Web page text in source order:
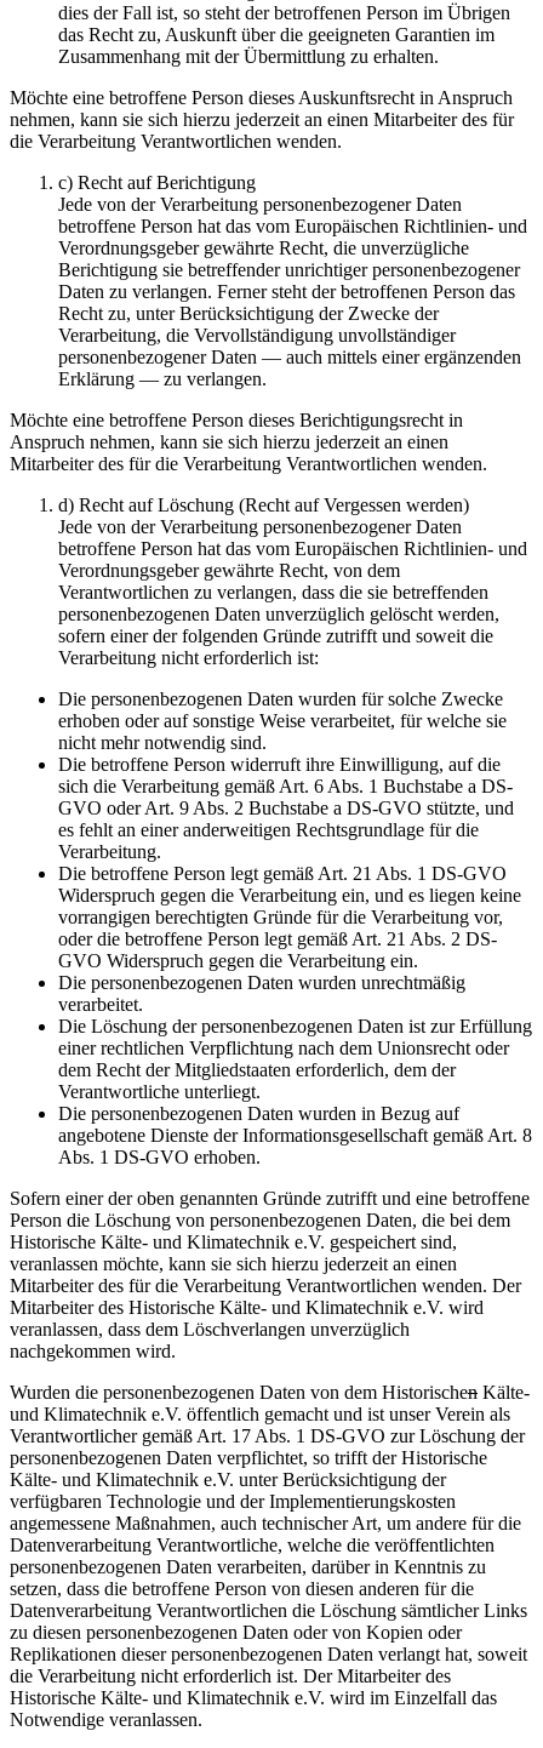
dies der Fall ist, so steht der betroffenen Person im Übrigen
das Recht zu, Auskunft über die geeigneten Garantien im
Zusammenhang mit der Übermittlung zu erhalten.
Möchte eine betroffene Person dieses Auskunftsrecht in Anspruch
nehmen, kann sie sich hierzu jederzeit an einen Mitarbeiter des für
die Verarbeitung Verantwortlichen wenden.
c) Recht auf Berichtigung
Jede von der Verarbeitung personenbezogener Daten
betroffene Person hat das vom Europäischen Richtlinien- und
Verordnungsgeber gewährte Recht, die unverzügliche
Berichtigung sie betreffender unrichtiger personenbezogener
Daten zu verlangen. Ferner steht der betroffenen Person das
Recht zu, unter Berücksichtigung der Zwecke der
Verarbeitung, die Vervollständigung unvollständiger
personenbezogener Daten — auch mittels einer ergänzenden
Erklärung — zu verlangen.
Möchte eine betroffene Person dieses Berichtigungsrecht in
Anspruch nehmen, kann sie sich hierzu jederzeit an einen
Mitarbeiter des für die Verarbeitung Verantwortlichen wenden.
d) Recht auf Löschung (Recht auf Vergessen werden)
Jede von der Verarbeitung personenbezogener Daten
betroffene Person hat das vom Europäischen Richtlinien- und
Verordnungsgeber gewährte Recht, von dem
Verantwortlichen zu verlangen, dass die sie betreffenden
personenbezogenen Daten unverzüglich gelöscht werden,
sofern einer der folgenden Gründe zutrifft und soweit die
Verarbeitung nicht erforderlich ist:
Die personenbezogenen Daten wurden für solche Zwecke
erhoben oder auf sonstige Weise verarbeitet, für welche sie
nicht mehr notwendig sind.
Die betroffene Person widerruft ihre Einwilligung, auf die
sich die Verarbeitung gemäß Art. 6 Abs. 1 Buchstabe a DS-
GVO oder Art. 9 Abs. 2 Buchstabe a DS-GVO stützte, und
es fehlt an einer anderweitigen Rechtsgrundlage für die
Verarbeitung.
Die betroffene Person legt gemäß Art. 21 Abs. 1 DS-GVO
Widerspruch gegen die Verarbeitung ein, und es liegen keine
vorrangigen berechtigten Gründe für die Verarbeitung vor,
oder die betroffene Person legt gemäß Art. 21 Abs. 2 DS-
GVO Widerspruch gegen die Verarbeitung ein.
Die personenbezogenen Daten wurden unrechtmäßig
verarbeitet.
Die Löschung der personenbezogenen Daten ist zur Erfüllung
einer rechtlichen Verpflichtung nach dem Unionsrecht oder
dem Recht der Mitgliedstaaten erforderlich, dem der
Verantwortliche unterliegt.
Die personenbezogenen Daten wurden in Bezug auf
angebotene Dienste der Informationsgesellschaft gemäß Art. 8
Abs. 1 DS-GVO erhoben.
Sofern einer der oben genannten Gründe zutrifft und eine betroffene
Person die Löschung von personenbezogenen Daten, die bei dem
Historische Kälte- und Klimatechnik e.V. gespeichert sind,
veranlassen möchte, kann sie sich hierzu jederzeit an einen
Mitarbeiter des für die Verarbeitung Verantwortlichen wenden. Der
Mitarbeiter des Historische Kälte- und Klimatechnik e.V. wird
veranlassen, dass dem Löschverlangen unverzüglich
nachgekommen wird.
Wurden die personenbezogenen Daten von dem Historischen Kälte-
und Klimatechnik e.V. öffentlich gemacht und ist unser Verein als
Verantwortlicher gemäß Art. 17 Abs. 1 DS-GVO zur Löschung der
personenbezogenen Daten verpflichtet, so trifft der Historische
Kälte- und Klimatechnik e.V. unter Berücksichtigung der
verfügbaren Technologie und der Implementierungskosten
angemessene Maßnahmen, auch technischer Art, um andere für die
Datenverarbeitung Verantwortliche, welche die veröffentlichten
personenbezogenen Daten verarbeiten, darüber in Kenntnis zu
setzen, dass die betroffene Person von diesen anderen für die
Datenverarbeitung Verantwortlichen die Löschung sämtlicher Links
zu diesen personenbezogenen Daten oder von Kopien oder
Replikationen dieser personenbezogenen Daten verlangt hat, soweit
die Verarbeitung nicht erforderlich ist. Der Mitarbeiter des
Historische Kälte- und Klimatechnik e.V. wird im Einzelfall das
Notwendige veranlassen.